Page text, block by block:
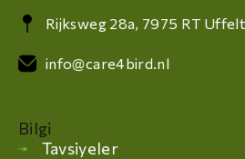
Rijksweg 28a, 7975 RT
info@care4bird.nl
Bilgi
Tavsiyeler